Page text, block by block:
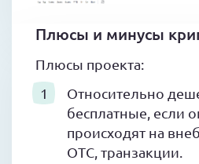
Плюсы и минусы
Плюсы проекта:
Относительно
бесплатные, если
происходят на
OTC, транзакции.